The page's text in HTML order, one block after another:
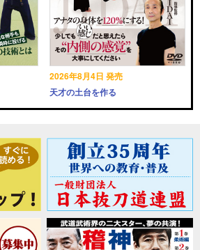
2026年8月4日 発売
天才の土台を作る